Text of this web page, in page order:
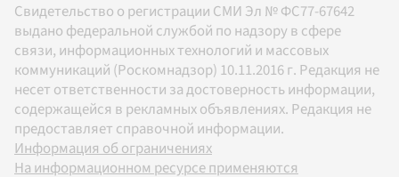
Свидетельство о регистрации СМИ Эл № ФС77-67642
выдано федеральной службой по надзору в сфере
связи, информационных технологий и массовых
коммуникаций (Роскомнадзор) 10.11.2016 г. Редакция не
несет ответственности за достоверность информации,
содержащейся в рекламных объявлениях. Редакция не
предоставляет справочной информации.
Информация об ограничениях
На информационном ресурсе применяются